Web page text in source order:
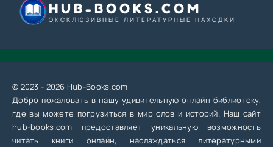
HUB-BOOKS.COM
ЭКСКЛЮЗИВНЫЕ ЛИТЕРАТУРНЫЕ НАХОДКИ
© 2023 - 2026 Hub-Books.com
Добро пожаловать в нашу удивительную онлайн библиотеку,
где вы можете погрузиться в мир слов и историй. Наш сайт
hub-books.com предоставляет уникальную возможность
читать книги онлайн, наслаждаться литературными